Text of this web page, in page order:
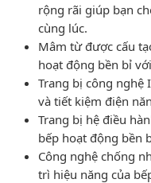
rộng rãi giúp bạn
cùng lúc.
Mâm từ được cấu
hoạt động bền bỉ
Trang bị công nghệ
và tiết kiệm điện
Trang bị hệ điều
bếp hoạt động bền
Công nghệ chống
trì hiệu năng của